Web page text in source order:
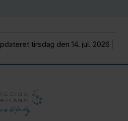
Opdateret tirsdag den 14. jul. 2026